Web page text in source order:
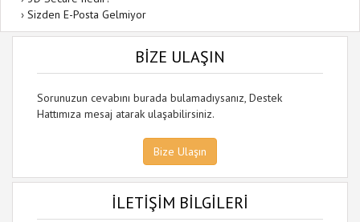
› Sizden E-Posta Gelmiyor
BİZE ULAŞIN
Sorunuzun cevabını burada bulamadıysanız, Destek
Hattımıza mesaj atarak ulaşabilirsiniz.
Bize Ulaşın
İLETİŞİM BİLGİLERİ